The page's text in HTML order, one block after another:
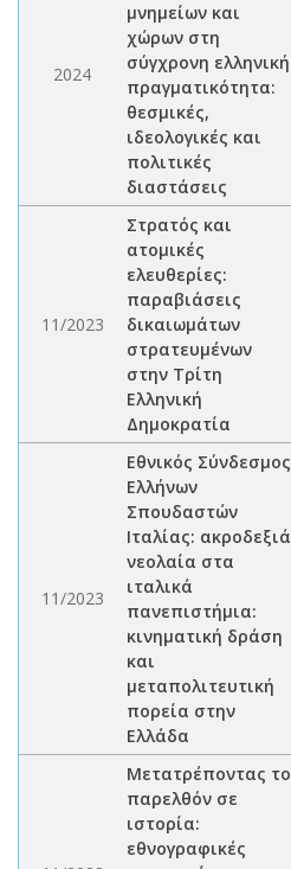
2024
μνημείων και
χώρων στη
σύγχρονη ελληνική
πραγματικότητα:
θεσμικές,
ιδεολογικές και
πολιτικές
διαστάσεις
11/2023
Στρατός και
ατομικές
ελευθερίες:
παραβιάσεις
δικαιωμάτων
στρατευμένων
στην Τρίτη
Ελληνική
Δημοκρατία
11/2023
Εθνικός Σύνδεσμος
Ελλήνων
Σπουδαστών
Ιταλίας: ακροδεξιά
νεολαία στα
ιταλικά
πανεπιστήμια:
κινηματική δράση
και
μεταπολιτευτική
πορεία στην
Ελλάδα
Μετατρέποντας το
παρελθόν σε
ιστορία:
εθνογραφικές